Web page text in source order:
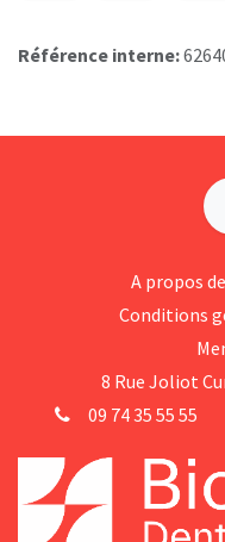
Référence interne:
A p​ropos
Conditions
8 Rue Jol​iot
09 74 35 55 55